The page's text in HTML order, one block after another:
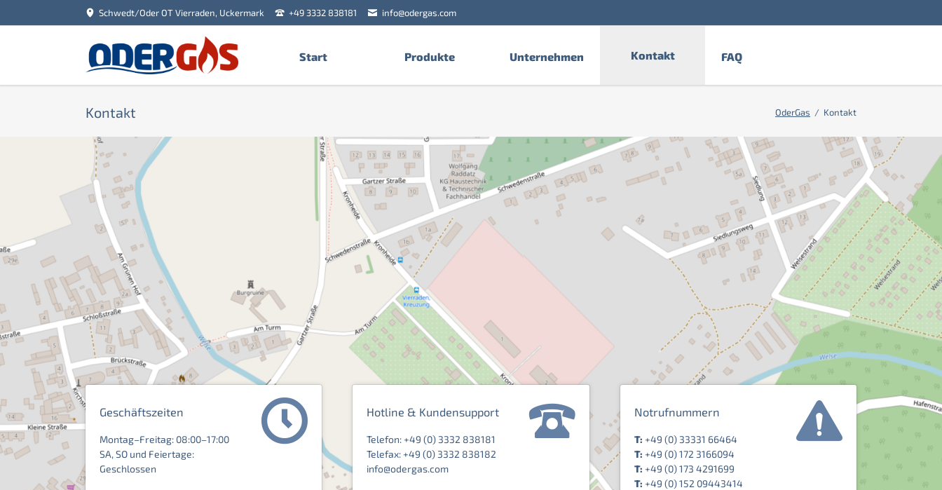
Schwedt/Oder OT Vierraden, Uckermark +49 3332 838181 info@odergas.com
Start Produkte Unternehmen Kontakt FAQ
Kontakt OderGas Kontakt
Geschäftszeiten
Montag–Freitag: 08:00–17:00
SA, SO und Feiertage:
Geschlossen
Hotline & Kundensupport
Telefon: +49 (0) 3332 838181
Telefax: +49 (0) 3332 838182
info@odergas.com
Notrufnummern
T: +49 (0) 33331 66464
T: +49 (0) 172 3166094
T: +49 (0) 173 4291699
T: +49 (0) 152 09443414